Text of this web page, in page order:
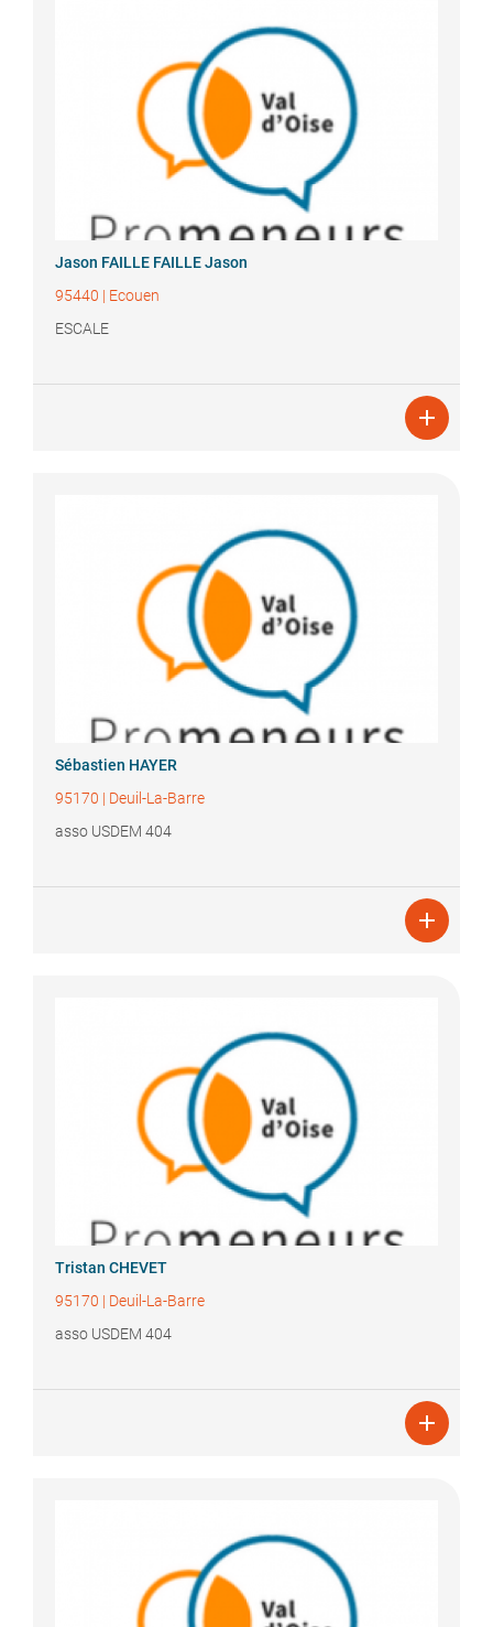
Jason FAILLE FAILLE Jason
95440 | Ecouen
ESCALE

Sébastien HAYER
95170 | Deuil-La-Barre
asso USDEM 404

Tristan CHEVET
95170 | Deuil-La-Barre
asso USDEM 404
